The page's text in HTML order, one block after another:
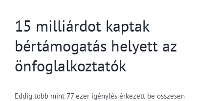
15 milliárdot kaptak
bértámogatás helyett az
önfoglalkoztatók
Eddig több mint 77 ezer igénylés érkezett be összesen